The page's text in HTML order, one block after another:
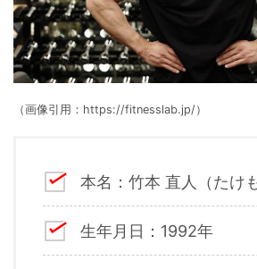
（画像引用：https://fitnesslab.jp/）
本名：竹本 直人（たけ
生年月日：1992年